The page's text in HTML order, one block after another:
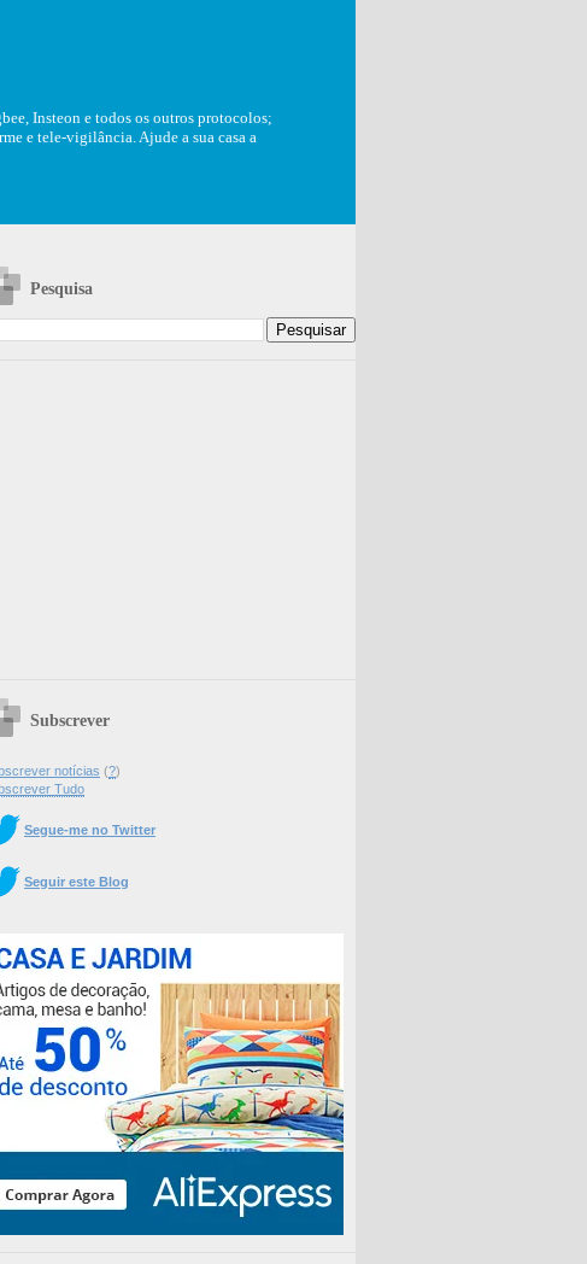
Insteon e todos os outros protocolos;
e tele-vigilância. Ajude a sua casa a
Pesquisa
Subscrever
notícias (?)
Tudo
Segue-me no Twitter
Seguir este Blog